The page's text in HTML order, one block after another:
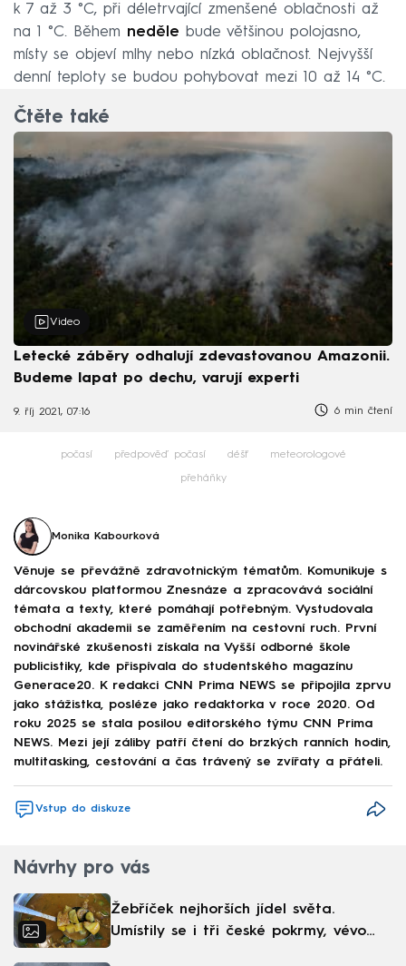
k 7 až 3 °C, při déletrvající zmenšené oblačnosti až
na 1 °C. Během neděle bude většinou polojasno,
místy se objeví mlhy nebo nízká oblačnost. Nejvyšší
denní teploty se budou pohybovat mezi 10 až 14 °C.
Čtěte také
Video
Letecké záběry odhalují zdevastovanou Amazonii.
Budeme lapat po dechu, varují experti
9. říj 2021, 07:16 6 min čtení
počasí předpověď počasí déšť meteorologové
přeháňky
Monika Kabourková
Věnuje se převážně zdravotnickým tématům. Komunikuje s
dárcovskou platformou Znesnáze a zpracovává sociální
témata a texty, které pomáhají potřebným. Vystudovala
obchodní akademii se zaměřením na cestovní ruch. První
novinářské zkušenosti získala na Vyšší odborné škole
publicistiky, kde přispívala do studentského magazínu
Generace20. K redakci CNN Prima NEWS se připojila zprvu
jako stážistka, posléze jako redaktorka v roce 2020. Od
roku 2025 se stala posilou editorského týmu CNN Prima
NEWS. Mezi její záliby patří čtení do brzkých ranních hodin,
multitasking, cestování a čas trávený se zvířaty a přáteli.
Vstup do diskuze
Návrhy pro vás
Žebříček nejhorších jídel světa.
Umístily se i tři české pokrmy, vévodí